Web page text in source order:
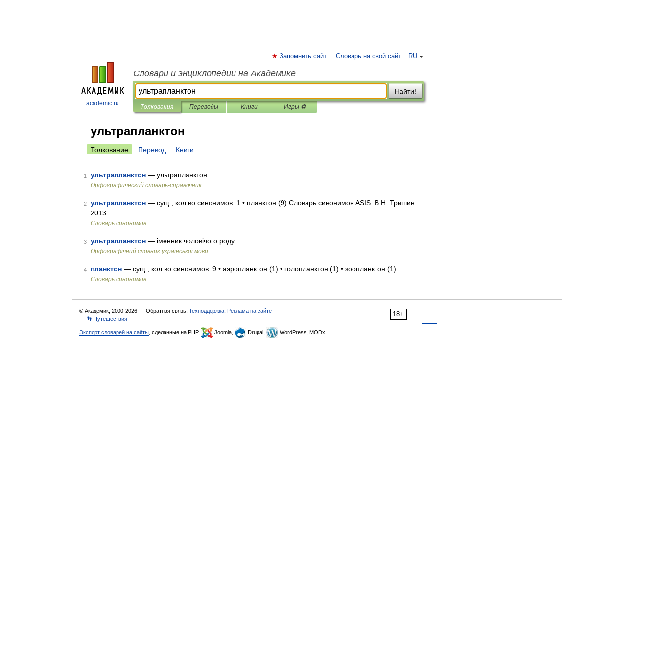
academic.ru
RU
Запомнить сайт Словарь на свой сайт
Словари и энциклопедии на Академике
Найти!
Толкования Переводы Книги Игры ⚽
ультрапланктон
Толкование Перевод Книги
1 ультрапланктон — ультрапланктон …
Орфографический словарь-справочник
2 ультрапланктон — сущ., кол во синонимов: 1 • планктон (9) Словарь синонимов ASIS. В.Н. Тришин.
2013 …
Словарь синонимов
3 ультрапланктон — іменник чоловічого роду …
Орфографічний словник української мови
4 планктон — сущ., кол во синонимов: 9 • аэропланктон (1) • голопланктон (1) • зоопланктон (1) …
Словарь синонимов
18+
© Академик, 2000-2026 Обратная связь: Техподдержка Реклама на сайте
👣 Путешествия
Экспорт словарей на сайты , сделанные на PHP, Joomla, Drupal, WordPress, MODx.